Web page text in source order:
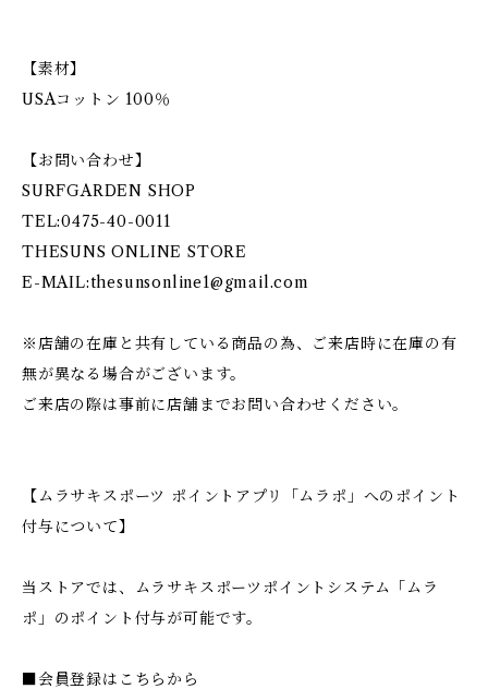
【素材】
USAコットン 100％
【お問い合わせ】
SURFGARDEN SHOP
TEL:0475-40-0011
THESUNS ONLINE STORE
E-MAIL:thesunsonline1@gmail.com
※店舗の在庫と共有している商品の為、ご来店時に在庫の有
無が異なる場合がございます。
ご来店の際は事前に店舗までお問い合わせください。
【ムラサキスポーツ ポイントアプリ「ムラポ」へのポイント
付与について】
当ストアでは、ムラサキスポーツポイントシステム「ムラ
ポ」のポイント付与が可能です。
■会員登録はこちらから